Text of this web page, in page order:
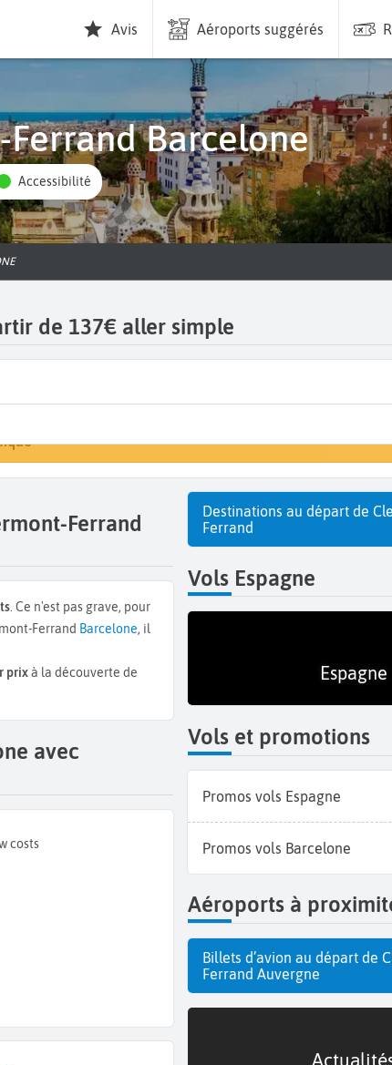
Avis Aéroports suggérés
Ferrand Barcelone
Accessibilité
de 137€ aller simple
Barcelone (BCN)
Ferrand
. Ce n'est pas grave, pour
Ferrand Barcelone, il
prixà la découverte de
avec
costs
Destinations au départ de
Ferrand
Vols Espagne
Espagne
Vols et promotions
Promos vols Espagne
Promos vols Barcelone
Aéroports à
Billets d’avion au départ de
Ferrand Auvergne